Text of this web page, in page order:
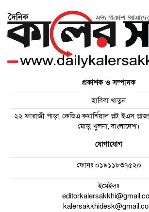
প্রকাশক ও সম্পাদক
হাবিবা খাতুন
২২ ফারাজী পাড়া, কেডিএ কমার্শিয়াল প্লট, ইএস
মোড়, খুলনা, বাংলাদেশ।
যোগাযোগ
ফোনঃ০১৯১১৮৩৭৫২০
ইমেইলঃ